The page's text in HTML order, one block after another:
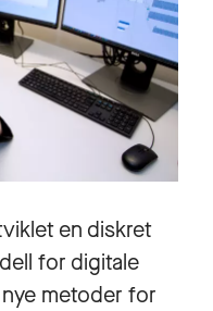
en diskret
for digitale
metoder for